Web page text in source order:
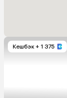
Кешбэк + 1 375